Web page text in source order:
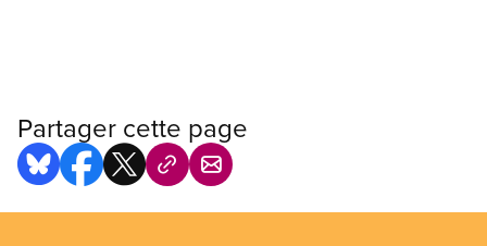
Partager cette page